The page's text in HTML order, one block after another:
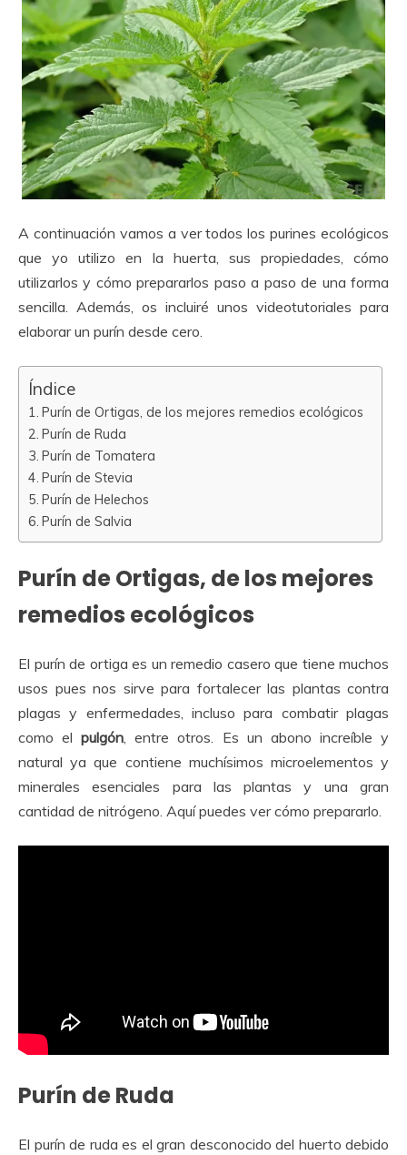
A continuación vamos a ver todos los purines ecológicos
que yo utilizo en la huerta, sus propiedades, cómo
utilizarlos y cómo prepararlos paso a paso de una forma
sencilla. Además, os incluiré unos videotutoriales para
elaborar un purín desde cero.
Índice
Purín de Ortigas, de los mejores remedios ecológicos
Purín de Ruda
Purín de Tomatera
Purín de Stevia
Purín de Helechos
Purín de Salvia
Purín de Ortigas, de los mejores
remedios ecológicos
El purín de ortiga es un remedio casero que tiene muchos
usos pues nos sirve para fortalecer las plantas contra
plagas y enfermedades, incluso para combatir plagas
como elpulgón, entre otros. Es un abono increíble y
natural ya que contiene muchísimos microelementos y
minerales esenciales para las plantas y una gran
cantidad de nitrógeno. Aquí puedes ver cómo prepararlo.
Purín de Ruda
El purín de ruda es el gran desconocido del huerto debido